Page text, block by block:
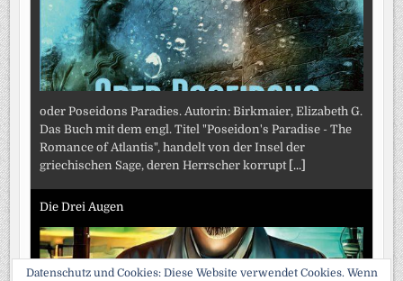
oder Poseidons Paradies. Autorin: Birkmaier, Elizabeth G.
Das Buch mit dem engl. Titel "Poseidon's Paradise - The
Romance of Atlantis", handelt von der Insel der
griechischen Sage, deren Herrscher korrupt [...]
Die Drei Augen
Datenschutz und Cookies: Diese Website verwendet Cookies. Wenn